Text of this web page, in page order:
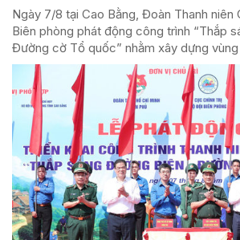
Ngày 7/8 tại Cao Bằng, Đoàn Thanh niên
Biên phòng phát động công trình “Thắp
Đường cờ Tổ quốc” nhằm xây dựng